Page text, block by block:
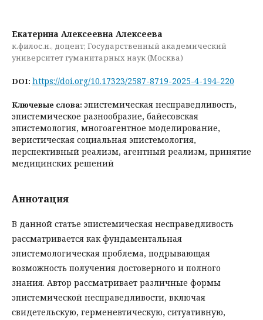
Екатерина Алексеевна Алексеева
к.филос.н., доцент; Государственный академический
университет гуманитарных наук (Москва)
DOI: https://doi.org/10.17323/2587-8719-2025-4-194-220
Ключевые слова: эпистемическая несправедливость,
эпистемическое разнообразие, байесовская
эпистемология, многоагентное моделирование,
веристическая социальная эпистемология,
перспективный реализм, агентный реализм, принятие
медицинских решений
Аннотация
В данной статье эпистемическая несправедливость
рассматривается как фундаментальная
эпистемологическая проблема, подрывающая
возможность получения достоверного и полного
знания. Автор рассматривает различные формы
эпистемической несправедливости, включая
свидетельскую, герменевтическую, ситуативную,